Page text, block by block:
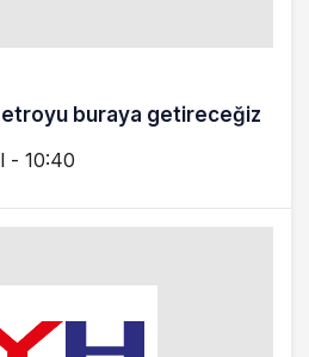
buraya getireceğiz
- 10:40